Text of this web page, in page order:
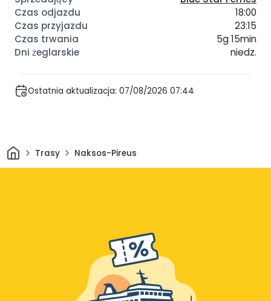
18:00
23:15
5g 15min
niedz.
Ostatnia aktualizacja: 07/08/2026 07:44
DomTrasy Naksos-Pireus